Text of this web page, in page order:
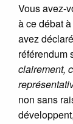
Vous avez-
à ce débat
avez
référendum
clairement,
non sans